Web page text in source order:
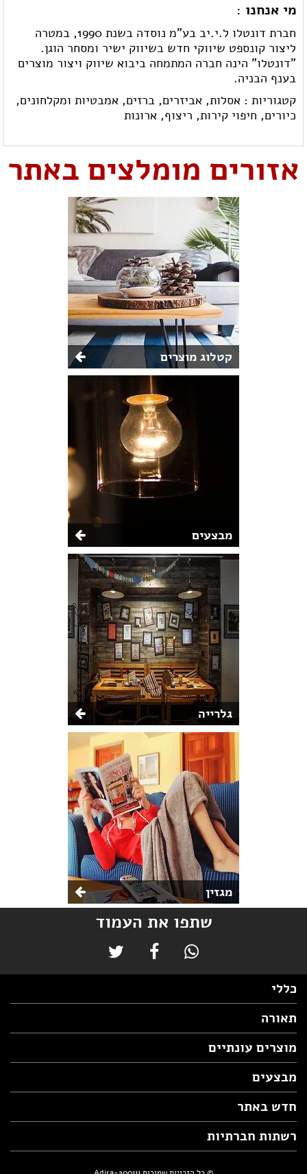
מי אנחנו :
חברת דונטלו ל.י.יב בע"מ נוסדה בשנת 1990, במטרה
ליצור קונספט שיווקי חדש בשיווק ישיר ומסחר הוגן.
"דונטלו" הינה חברה המתמחה ביבוא שיווק ויצור מוצרים
בענף הבניה.
קטגוריות : אסלות, אביזרים, ברזים, אמבטיות ומקלחונים,
כיורים, חיפוי קירות, ריצוף, ארונות
אזורים מומלצים באתר
קטלוג מוצרים
מבצעים
גלרייה
מגזין
שתפו את העמוד
כללי
תאורה
מוצרים עונתיים
מבצעים
חדש באתר
רשתות חברתיות